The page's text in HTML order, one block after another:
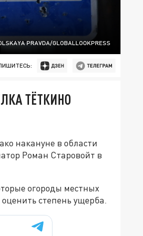
PRAVDA/GLOBALLOOKPRESS
ТЁТКИНО
накануне в области
Роман Старовойт в
огороды местных
степень ущерба.